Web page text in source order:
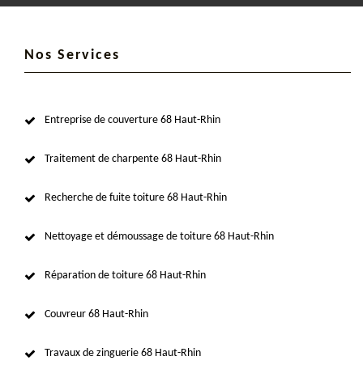
Nos Services
Entreprise de couverture 68 Haut-Rhin
Traitement de charpente 68 Haut-Rhin
Recherche de fuite toiture 68 Haut-Rhin
Nettoyage et démoussage de toiture 68 Haut-Rhin
Réparation de toiture 68 Haut-Rhin
Couvreur 68 Haut-Rhin
Travaux de zinguerie 68 Haut-Rhin